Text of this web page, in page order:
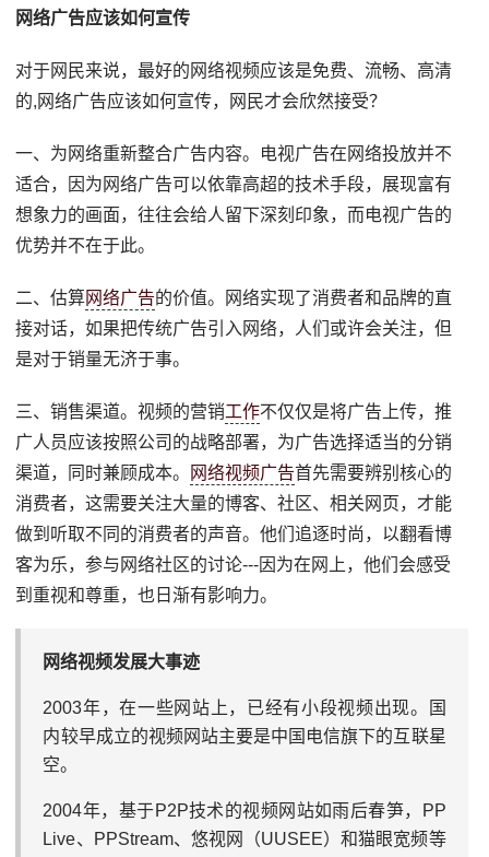
网络广告应该如何宣传
对于网民来说，最好的网络视频应该是免费、流畅、高清
的,网络广告应该如何宣传，网民才会欣然接受？
一、为网络重新整合广告内容。电视广告在网络投放并不
适合，因为网络广告可以依靠高超的技术手段，展现富有
想象力的画面，往往会给人留下深刻印象，而电视广告的
优势并不在于此。
二、估算网络广告的价值。网络实现了消费者和品牌的直
接对话，如果把传统广告引入网络，人们或许会关注，但
是对于销量无济于事。
三、销售渠道。视频的营销工作不仅仅是将广告上传，推
广人员应该按照公司的战略部署，为广告选择适当的分销
渠道，同时兼顾成本。
网络视频广告首先需要辨别核心的
消费者，这需要关注大量的博客、社区、相关网页，才能
做到听取不同的消费者的声音。他们追逐时尚，以翻看博
客为乐，参与网络社区的讨论---因为在网上，他们会感受
到重视和尊重，也日渐有影响力。
网络视频发展大事迹
2003年，在一些网站上，已经有小段视频出现。国
内较早成立的视频网站主要是中国电信旗下的互联星
空。
2004年，基于P2P技术的视频网站如雨后春笋，PP
Live、PPStream、悠视网（UUSEE）和猫眼宽频等